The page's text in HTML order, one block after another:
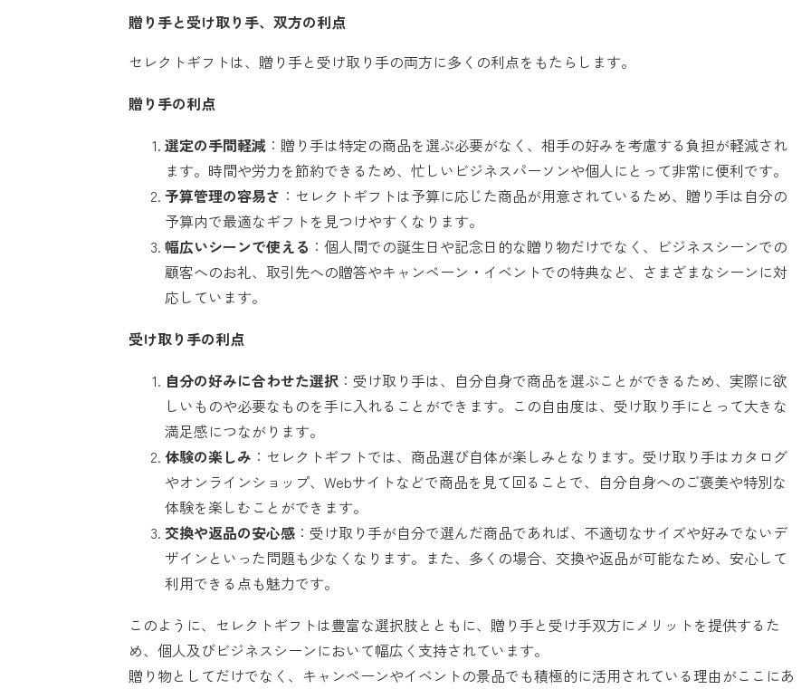
贈り手と受け取り手、双方の利点
セレクトギフトは、贈り手と受け取り手の両方に多くの利点をもたらします。
贈り手の利点
選定の手間軽減 ：贈り手は特定の商品を選ぶ必要がなく、相手の好みを考慮する負担が軽減され
ます。時間や労力を節約できるため、忙しいビジネスパーソンや個人にとって非常に便利です。
予算管理の容易さ ：セレクトギフトは予算に応じた商品が用意されているため、贈り手は自分の
予算内で最適なギフトを見つけやすくなります。
幅広いシーンで使える ：個人間での誕生日や記念日的な贈り物だけでなく、ビジネスシーンでの
顧客へのお礼、取引先への贈答やキャンペーン・イベントでの特典など、さまざまなシーンに対
応しています。
受け取り手の利点
自分の好みに合わせた選択 ：受け取り手は、自分自身で商品を選ぶことができるため、実際に欲
しいものや必要なものを手に入れることができます。この自由度は、受け取り手にとって大きな
満足感につながります。
体験の楽しみ ：セレクトギフトでは、商品選び自体が楽しみとなります。 受け取り手はカタログ
やオンラインショップ、Webサイトなどで商品を見て回ることで、自分自身へのご褒美や特別な
体験を楽しむことができます。
交換や返品の安心感 ：受け取り手が自分で選んだ商品であれば、不適切なサイズや好みでないデ
ザインといった問題も少なくなります。また、多くの場合、交換や返品が可能なため、安心して
利用できる点も魅力です。
このように、セレクトギフトは豊富な選択肢とともに、贈り手と受け手双方にメリットを提供するた
め、個人及びビジネスシーンにおいて幅広く支持されています。
贈り物としてだけでなく、キャンペーンやイベントの景品でも積極的に活用されている理由がここにあ